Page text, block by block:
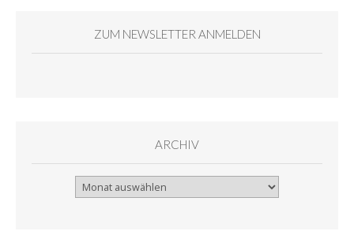
ZUM NEWSLETTER ANMELDEN
ARCHIV
Archiv